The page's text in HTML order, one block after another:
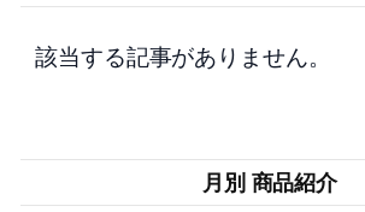
該当する記事がありません。
月別 商品紹介